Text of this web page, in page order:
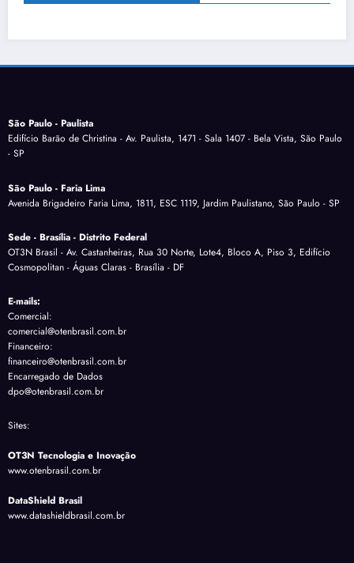
São Paulo - Paulista
Edifício Barão de Christina - Av. Paulista, 1471 - Sala 1407 - Bela Vista, São Paulo
- SP
São Paulo - Faria Lima
Avenida Brigadeiro Faria Lima, 1811, ESC 1119, Jardim Paulistano, São Paulo - SP
Sede - Brasília - Distrito Federal
OT3N Brasil - Av. Castanheiras, Rua 30 Norte, Lote4, Bloco A, Piso 3, Edifício
Cosmopolitan - Águas Claras - Brasília - DF
E-mails:
Comercial:
comercial@otenbrasil.com.br
Financeiro:
financeiro@otenbrasil.com.br
Encarregado de Dados
dpo@otenbrasil.com.br
Sites:
OT3N Tecnologia e Inovação
www.otenbrasil.com.br
DataShield Brasil
www.datashieldbrasil.com.br